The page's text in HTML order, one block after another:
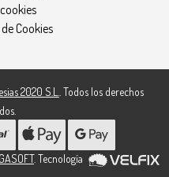
Cookies
2020 S.L.
. Todos los derechos
. Tecnología